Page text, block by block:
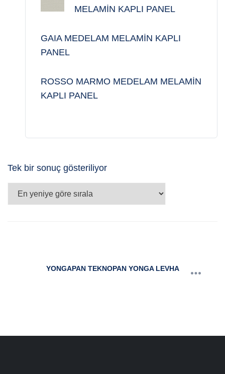
MELAMİN KAPLI PANEL
GAIA MEDELAM MELAMİN KAPLI
PANEL
ROSSO MARMO MEDELAM MELAMİN
KAPLI PANEL
Tek bir sonuç gösteriliyor
YONGAPAN TEKNOPAN YONGA LEVHA